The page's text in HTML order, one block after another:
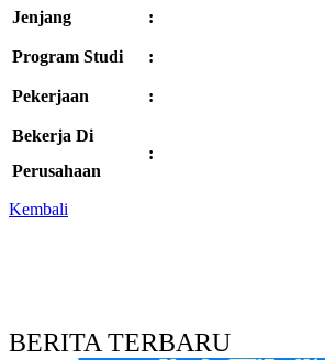
Jenjang :
Program Studi :
Pekerjaan :
Bekerja Di
Perusahaan
:
Kembali
BERITA TERBARU